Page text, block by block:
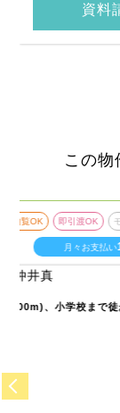
資料
この物
沖縄県うるま市
イオンまで徒歩9